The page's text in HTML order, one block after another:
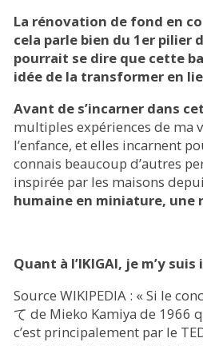
La rénovation de fond en
cela parle bien du 1er pilier
pourrait se dire que cette
idée de la transformer en
Avant de s’incarner dans
multiples expériences de ma
l’enfance, et elles incarnent
connais beaucoup d’autres
inspirée par les maisons
humaine en miniature, une
Quant à l’IKIGAI, je m’y
Source WIKIPEDIA : « Si le
て de Mieko Kamiya de 1966
c’est principalement par le